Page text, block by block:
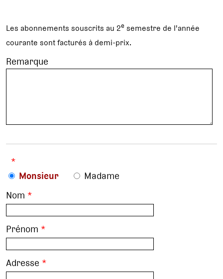
Les abonnements souscrits au 2e semestre de l'année
courante sont facturés à demi-prix.
Remarque
*
Monsieur
Madame
Nom *
Prénom *
Adresse *